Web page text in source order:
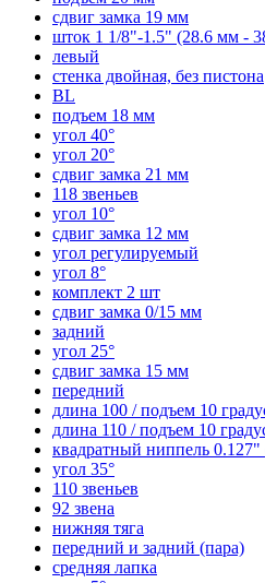
сдвиг замка 19 мм
шток 1 1/8"-1.5" (28.6 мм -
левый
стенка двойная, без пистона
BL
подъем 18 мм
угол 40°
угол 20°
сдвиг замка 21 мм
118 звеньев
угол 10°
сдвиг замка 12 мм
угол регулируемый
угол 8°
комплект 2 шт
сдвиг замка 0/15 мм
задний
угол 25°
сдвиг замка 15 мм
передний
длина 100 / подъем 10
длина 110 / подъем 10
квадратный ниппель
угол 35°
110 звеньев
92 звена
нижняя тяга
передний и задний (пара)
средняя лапка